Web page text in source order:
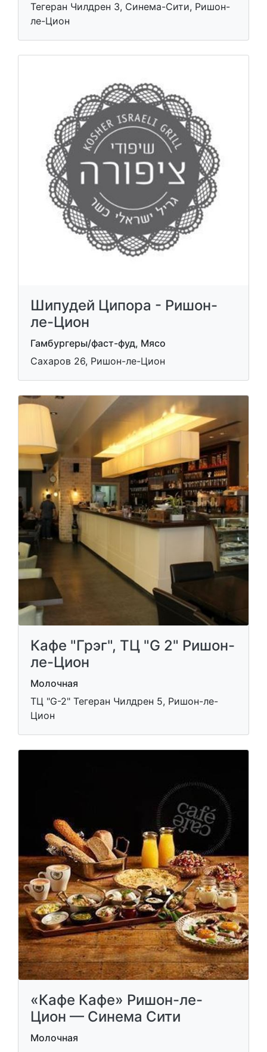
Тегеран Чилдрен 3, Синема-Сити, Ришон-
ле-Цион
Шипудей Ципора - Ришон-
ле-Цион
Гамбургеры/фаст-фуд, Мясо
Сахаров 26, Ришон-ле-Цион
Кафе "Грэг", ТЦ "G 2" Ришон-
ле-Цион
Молочная
ТЦ "G-2" Тегеран Чилдрен 5, Ришон-ле-
Цион
«Кафе Кафе» Ришон-ле-
Цион — Синема Сити
Молочная